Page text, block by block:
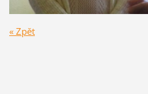
« Zpět